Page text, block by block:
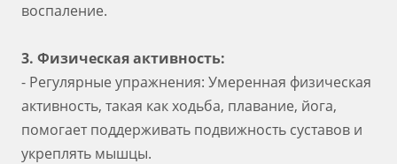
воспаление.
3. Физическая активность:
- Регулярные упражнения: Умеренная физическая
активность, такая как ходьба, плавание, йога,
помогает поддерживать подвижность суставов и
укреплять мышцы.